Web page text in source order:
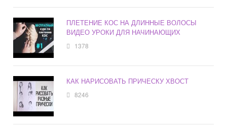
ПЛЕТЕНИЕ КОС НА ДЛИННЫЕ ВОЛОСЫ
ВИДЕО УРОКИ ДЛЯ НАЧИНАЮЩИХ
1378
КАК НАРИСОВАТЬ ПРИЧЕСКУ ХВОСТ
8246